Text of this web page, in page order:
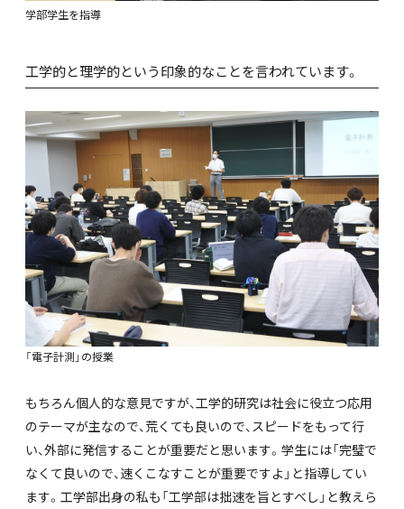
学部学生を指導
工学的と理学的という印象的なことを言われています。
「電子計測」の授業
もちろん個人的な意見ですが、工学的研究は社会に役立つ応用
のテーマが主なので、荒くても良いので、スピードをもって行
い、外部に発信することが重要だと思います。学生には「完璧で
なくて良いので、速くこなすことが重要ですよ」と指導してい
ます。工学部出身の私も「工学部は拙速を旨とすべし」と教えら